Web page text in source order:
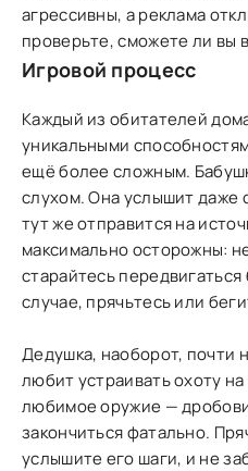
агрессивны, а реклама
проверьте, сможете ли вы
Игровой процесс
Каждый из обитателей
уникальными
ещё более сложным.
слухом. Она услышит даже
тут же отправится на
максимально осторожны:
старайтесь
случае, прячьтесь или
Дедушка, наоборот, почти
любит устраивать охоту
любимое оружие —
закончиться фатально.
услышите его шаги, и не